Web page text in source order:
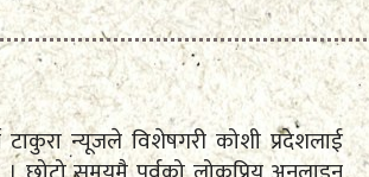
टाकुरा न्यूजले विशेषगरी कोशी प्रदेशलाई